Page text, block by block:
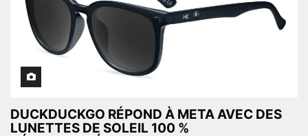
DUCKDUCKGO RÉPOND À META AVEC DES
LUNETTES DE SOLEIL 100 %